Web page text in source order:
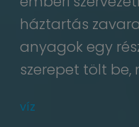
háztartás
anyagok egy
szerepet tölt be,
víz